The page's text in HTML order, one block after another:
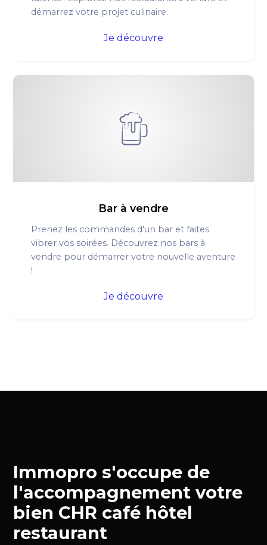
démarrez votre projet culinaire.
Je découvre
Bar à vendre
Prenez les commandes d'un bar et faites
vibrer vos soirées. Découvrez nos bars à
vendre pour démarrer votre nouvelle aventure
!
Je découvre
Immopro s'occupe de
l'accompagnement votre
bien CHR café hôtel
restaurant